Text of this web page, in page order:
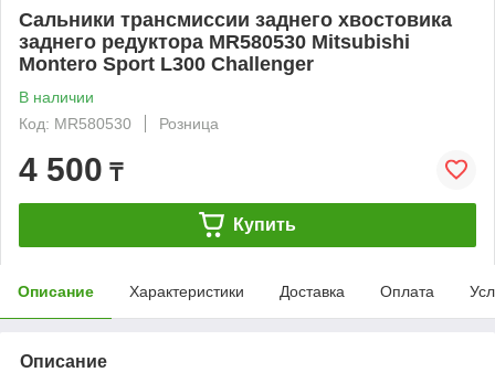
Сальники трансмиссии заднего хвостовика
заднего редуктора MR580530 Mitsubishi
Montero Sport L300 Challenger
В наличии
Код: MR580530
Розница
4 500 ₸
Купить
Описание Характеристики Доставка Оплата
Описание